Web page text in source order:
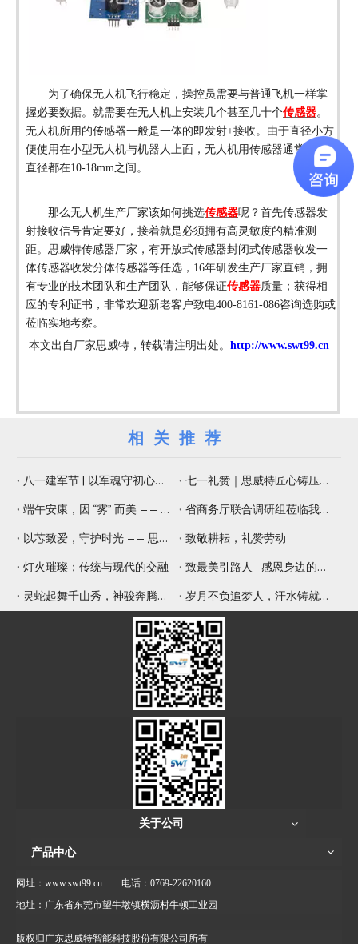
为了确保无人机飞行稳定，操控员需要与普通飞机一样掌
握必要数据。就需要在无人机上安装几个甚至几十个传感器。
无人机所用的传感器一般是一体的即发射+接收。 由于直径小方
便使用在小型无人机与机器人上面 ，无人机用传感器通常外形
直径都在10-18mm之间。
那么无人机生产厂家该如何挑选传感器呢？首先传感器发
射接收信号肯定要好， 接着就是必须拥有高灵敏度的精准测
距。 思威特传感器厂家 ， 有开放式传感器封闭式传感器收发一
体传感器收发分体传感器等任选， 16年研发生产厂家直销，拥
有专业的技术团队和生产团队，能够保证传感器质量；获得相
应的专利证书，非常欢迎新老客户致电400-8161-086咨询选购或
莅临实地考察。
本文出自厂家思威特，转载请注明出处。 http://www.swt99.cn
相关推荐
八一建军节 | 以军魂守初心，以精工铸品质
七一礼赞｜思威特匠心铸压电元器件，纳米微孔片佑健康生活
端午安康，因 “雾” 而美 —— 思威特压电雾化片，守护嗅觉与健康
省商务厅联合调研组莅临我司调研 赋能专精特新提质增效
以芯致爱，守护时光 —— 思威特致敬母亲节
致敬耕耘，礼赞劳动
灯火璀璨；传统与现代的交融
致最美引路人 - 感恩身边的师傅
灵蛇起舞千山秀，神骏奔腾九野新
岁月不负追梦人，汗水铸就辉煌年
关于公司
产品中心
网址：www.swt99.cn 电话：0769-22620160
地址：广东省东莞市望牛墩镇横沥村牛顿工业园
版权归广东思威特智能科技股份有限公司所有